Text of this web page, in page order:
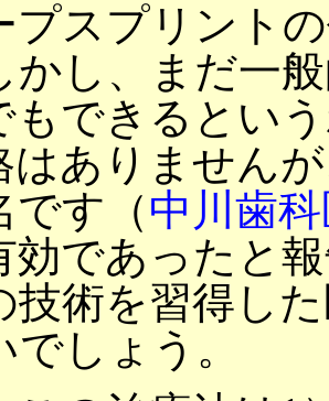
スプリント
かし、まだ一
もできるとい
はありません
です（中川歯
効であったと
技術を習得し
しょう。